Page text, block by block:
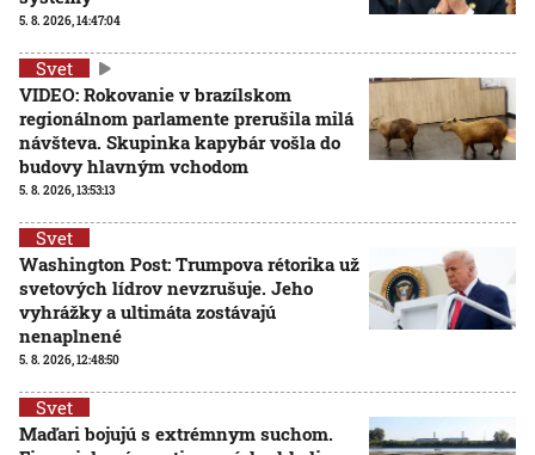
5. 8. 2026, 14:47:04
Svet
VIDEO: Rokovanie v brazílskom
regionálnom parlamente prerušila milá
návšteva. Skupinka kapybár vošla do
budovy hlavným vchodom
5. 8. 2026, 13:53:13
Svet
Washington Post: Trumpova rétorika už
svetových lídrov nevzrušuje. Jeho
vyhrážky a ultimáta zostávajú
nenaplnené
5. 8. 2026, 12:48:50
Svet
Maďari bojujú s extrémnym suchom.